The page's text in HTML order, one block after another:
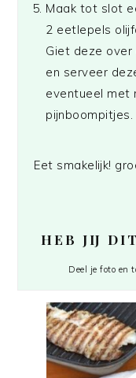
Maak tot slot
2 eetlepels
Giet deze
en serveer
eventueel met
pijnboompitjes.
Eet smakelijk!
HEB JIJ
Deel je foto en